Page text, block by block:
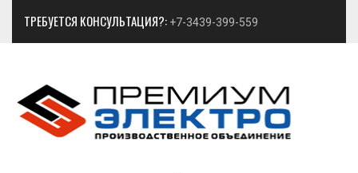
ТРЕБУЕТСЯ КОНСУЛЬТАЦИЯ?: +7-3439-399-559